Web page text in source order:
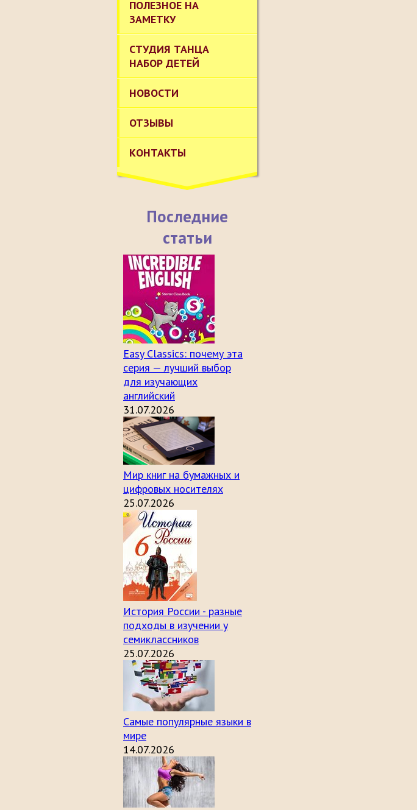
ПОЛЕЗНОЕ НА
ЗАМЕТКУ
СТУДИЯ ТАНЦА
НАБОР ДЕТЕЙ
НОВОСТИ
ОТЗЫВЫ
КОНТАКТЫ
Последние
статьи
Easy Classics: почему эта
серия — лучший выбор
для изучающих
английский
31.07.2026
Мир книг на бумажных и
цифровых носителях
25.07.2026
История России - разные
подходы в изучении у
семиклассников
25.07.2026
Самые популярные языки в
мире
14.07.2026